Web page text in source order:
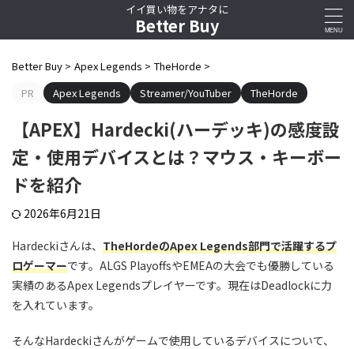
イイ買い物をアナタに
Better Buy
Better Buy > Apex Legends > TheHorde >
PR
Apex Legends Streamer/YouTuber TheHorde
【APEX】Hardecki(ハーデッキ)の感度設
定・使用デバイスとは？マウス・キーボー
ドを紹介
2026年6月21日
Hardeckiさんは、 TheHordeのApex Legends部門で活躍するプ
ロゲーマーです。ALGS PlayoffsやEMEAの大会でも優勝している
実績のあるApex Legendsプレイヤーです。現在はDeadlockに力
を入れています。
そんなHardeckiさんがゲームで使用しているデバイスについて、